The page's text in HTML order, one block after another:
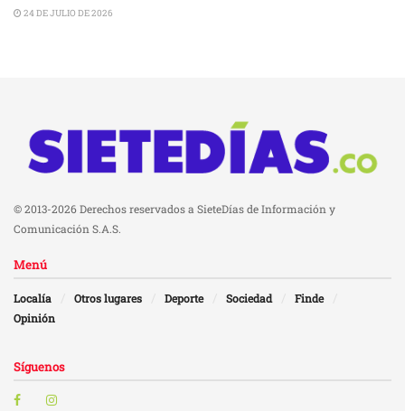
24 DE JULIO DE 2026
© 2013-2026 Derechos reservados a SieteDías de Información y
Comunicación S.A.S.
Menú
Localía Otros lugares Deporte Sociedad
Finde
Opinión
Síguenos